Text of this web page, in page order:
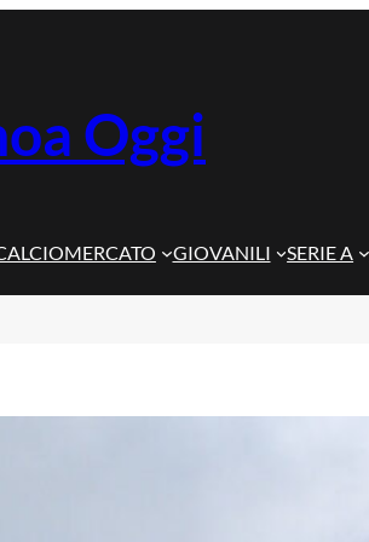
Oggi
GIOVANILI SERIE A